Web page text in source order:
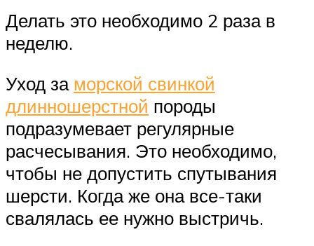
Делать это необходимо 2 раза в
неделю.
Уход за морской свинкой
длинношерстной породы
подразумевает регулярные
расчесывания. Это необходимо,
чтобы не допустить спутывания
шерсти. Когда же она все-таки
свалялась ее нужно выстричь.